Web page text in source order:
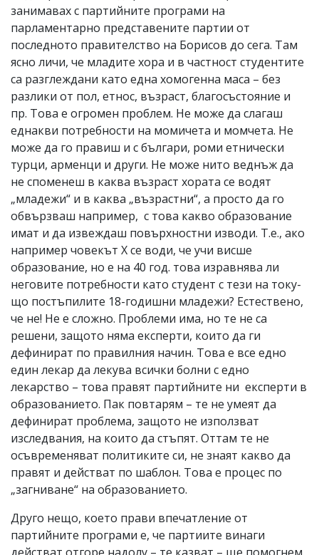
занимавах с партийните програми на
парламентарно представените партии от
последното правителство на Борисов до сега. Там
ясно личи, че младите хора и в частност студентите
са разглеждани като една хомогенна маса – без
разлики от пол, етнос, възраст, благосъстояние и
пр. Това е огромен проблем. Не може да слагаш
еднакви потребности на момичета и момчета. Не
може да го правиш и с българи, роми етнически
турци, арменци и други. Не може нито веднъж да
не споменеш в каква възраст хората се водят
„младежи“ и в каква „възрастни“, а просто да го
обвързваш например, с това какво образование
имат и да извеждаш повърхностни изводи. Т.е., ако
например човекът X се води, че учи висше
образование, но е на 40 год. това изравнява ли
неговите потребности като студент с тези на току-
що постъпилите 18-годишни младежи? Естествено,
че не! Не е сложно. Проблеми има, но те не са
решени, защото няма експерти, които да ги
дефинират по правилния начин. Това е все едно
един лекар да лекува всички болни с едно
лекарство – това правят партийните ни експерти в
образованието. Пак повтарям – те не умеят да
дефинират проблема, защото не използват
изследвания, на които да стъпят. Оттам те не
осъвременяват политиките си, не знаят какво да
правят и действат по шаблон. Това е процес по
„загниване“ на образованието.
Друго нещо, което прави впечатление от
партийните програми е, че партиите винаги